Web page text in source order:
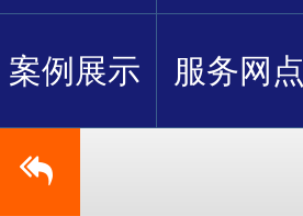
案例展示 服务网点